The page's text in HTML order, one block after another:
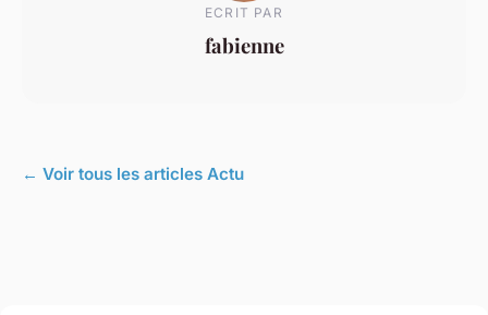
ECRIT PAR
fabienne
← Voir tous les articles Actu